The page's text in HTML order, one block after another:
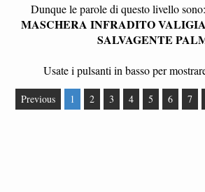
Dunque le parole di questo livello sono:
MASCHERA INFRADITO
SALVAGENTE
Usate i pulsanti in basso per
Previous 1 2 3 4 5 6 7